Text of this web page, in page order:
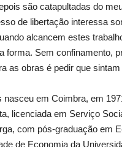
são catapultadas do
de libertação interessa
alcancem estes
forma. Sem confinamento,
as obras é pedir que
nasceu em Coimbra, em
licenciada em Serviço
com pós-graduação em
de Economia da